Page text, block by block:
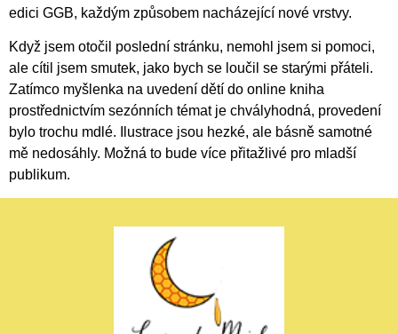
edici GGB, každým způsobem nacházející nové vrstvy.
Když jsem otočil poslední stránku, nemohl jsem si pomoci,
ale cítil jsem smutek, jako bych se loučil se starými přáteli.
Zatímco myšlenka na uvedení dětí do online kniha
prostřednictvím sezónních témat je chvályhodná, provedení
bylo trochu mdlé. Ilustrace jsou hezké, ale básně samotné
mě nedosáhly. Možná to bude více přitažlivé pro mladší
publikum.